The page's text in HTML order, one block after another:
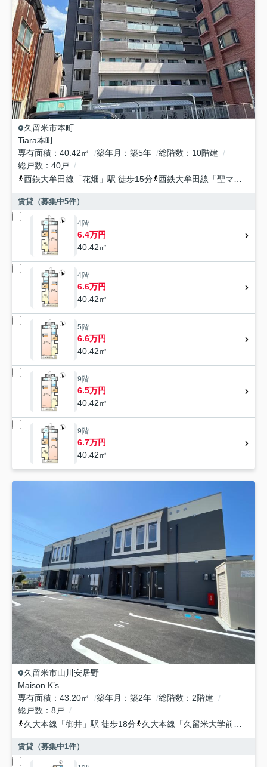
久留米市本町
Tiara本町
専有面積
40.42㎡ 築年月 築5年 総階数
10階建
総戸数
40戸
西鉄大牟田線 「花畑 」駅 徒歩15分 西鉄大牟田線 「聖マリア病院前
賃貸（募集中5件）
4階
6.4万円
40.42㎡
4階
6.6万円
40.42㎡
5階
6.6万円
40.42㎡
9階
6.5万円
40.42㎡
9階
6.7万円
40.42㎡
久留米市山川安居野
Maison K’s
専有面積
43.20㎡ 築年月 築2年 総階数
2階建
総戸数
8戸
久大本線 「御井 」駅 徒歩18分 久大本線 「久留米大学前
賃貸（募集中1件）